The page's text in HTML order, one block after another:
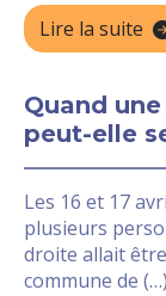
Lire la suite
Quand
peut-elle
Les 16 et 17
plusieurs
droite allait
commune de (…)